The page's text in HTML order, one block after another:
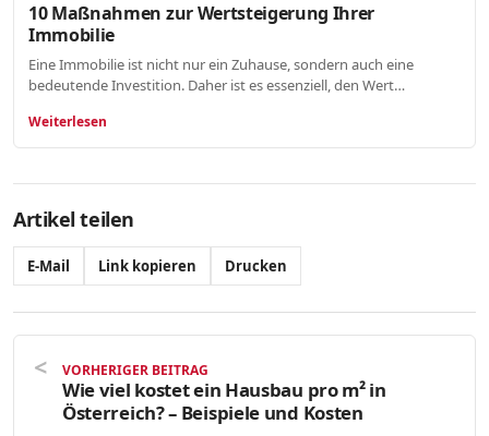
10 Maßnahmen zur Wertsteigerung Ihrer
Immobilie
Eine Immobilie ist nicht nur ein Zuhause, sondern auch eine
bedeutende Investition. Daher ist es essenziell, den Wert…
Weiterlesen
Artikel teilen
E-Mail Link kopieren Drucken
VORHERIGER BEITRAG
Wie viel kostet ein Hausbau pro m² in
Österreich? – Beispiele und Kosten